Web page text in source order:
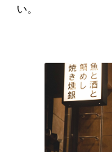
い。